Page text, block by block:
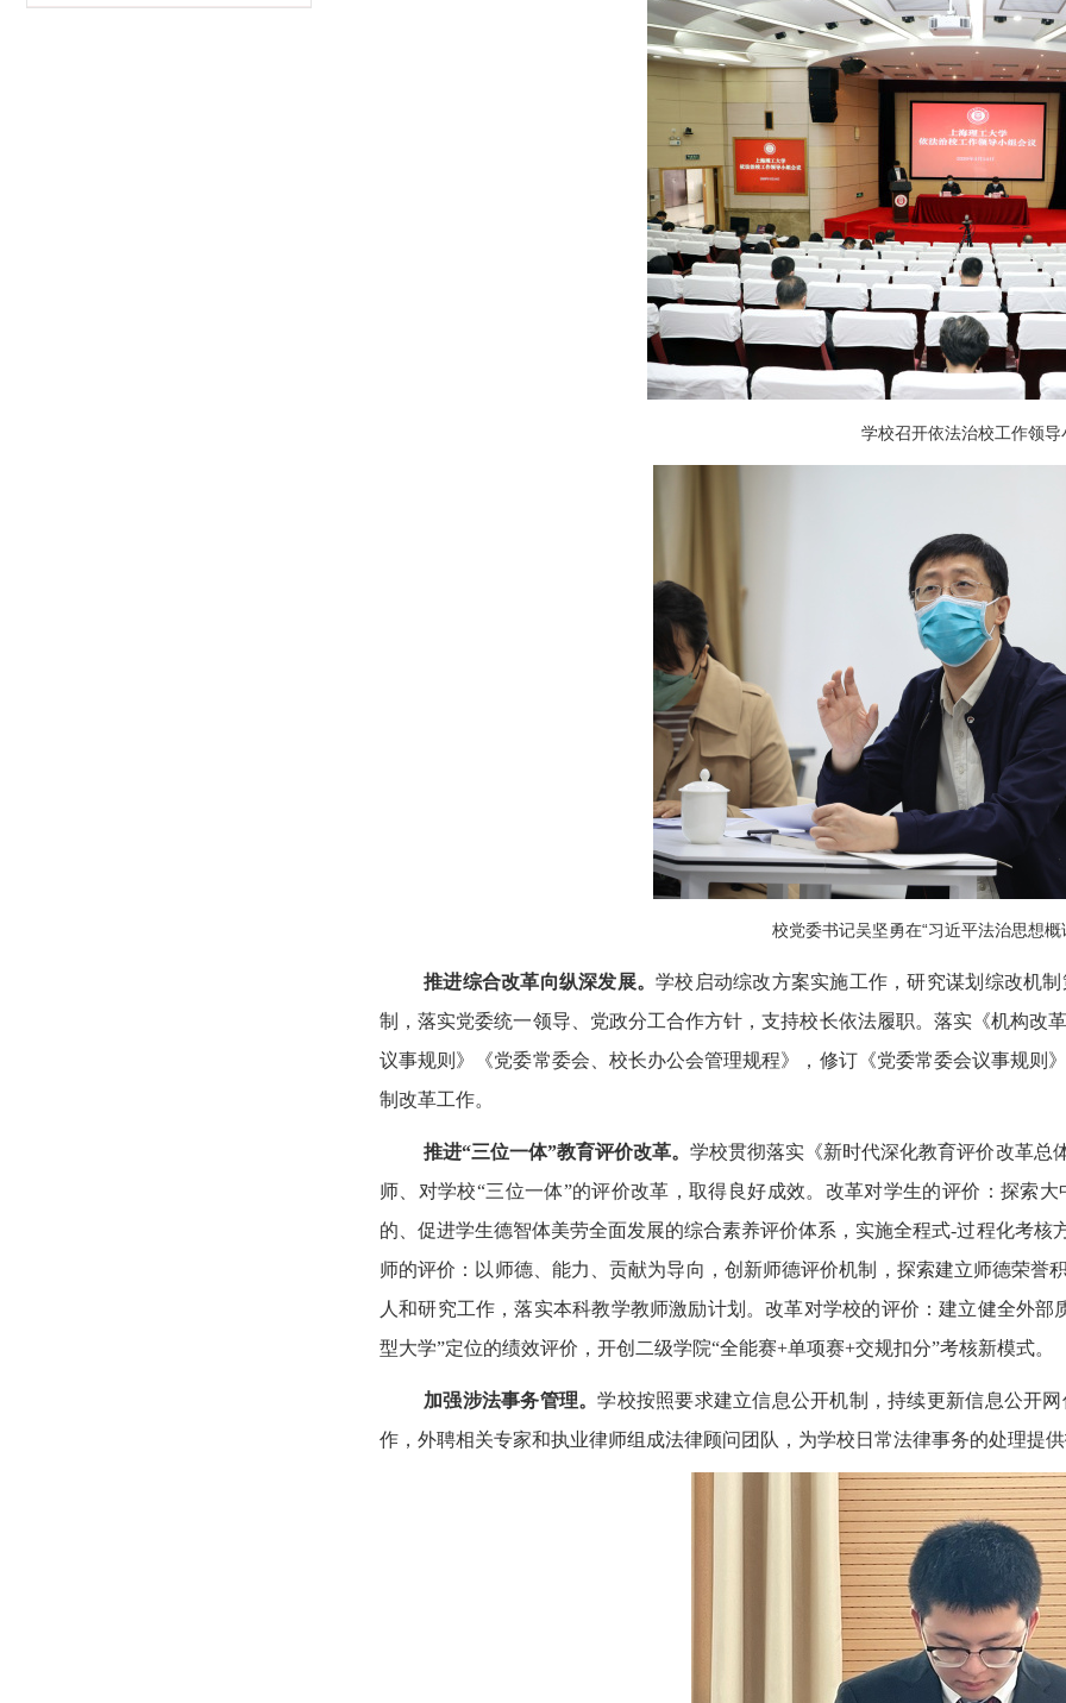
学校召开依法治校工作领导
校党委书记吴坚勇在“习近平法治思想
推进综合改革向纵深发展。学校启动综改方案实施工作，研究谋划综改机
制，落实党委统一领导、党政分工合作方针，支持校长依法履职。落实《机构改
议事规则》《党委常委会、校长办公会管理规程》，修订《党委常委会议事规则
制改革工作。
推进“三位一体”教育评价改革。学校贯彻落实《新时代深化教育评价改革总
师、对学校“三位一体”的评价改革，取得良好成效。改革对学生的评价：探索
的、促进学生德智体美劳全面发展的综合素养评价体系，实施全程式-过程化考
师的评价：以师德、能力、贡献为导向，创新师德评价机制，探索建立师德荣誉
人和研究工作，落实本科教学教师激励计划。改革对学校的评价：建立健全外
型大学”定位的绩效评价，开创二级学院“全能赛+单项赛+交规扣分”考核新模式。
加强涉法事务管理。学校按照要求建立信息公开机制，持续更新信息公开
作，外聘相关专家和执业律师组成法律顾问团队，为学校日常法律事务的处理提